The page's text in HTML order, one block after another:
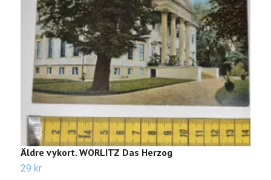
Äldre vykort. WORLITZ Das Herzog
29 kr